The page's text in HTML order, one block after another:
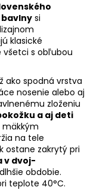
bavlny si
klasické
všetci s obľubou
ako spodná vrstva
nosenie alebo aj
zloženiu
a aj deti
mäkkým
na tele
ostane zakrytý pri
v dvoj-
obdobie.
teplote 40°C.